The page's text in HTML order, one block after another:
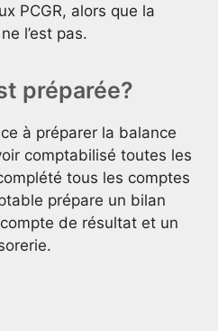
PCGR, alors que la
l’est pas.
préparée?
à préparer la balance
comptabilisé toutes les
tous les comptes
prépare un bilan
de résultat et un